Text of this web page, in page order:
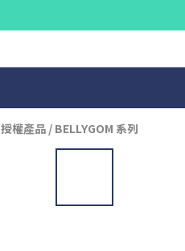
授權產品 / BELLYGOM 系列